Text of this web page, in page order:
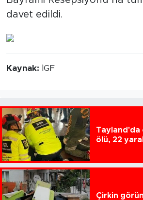
davet edildi.
Kaynak: İGF
Tayland'da
ölü, 22
Çirkin